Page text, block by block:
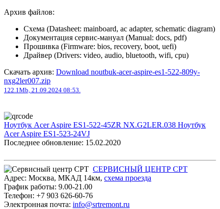
Архив файлов:
Схема (Datasheet: mainboard, ac adapter, schematic diagram)
Документация сервис-мануал (Manual: docs, pdf)
Прошивка (Firmware: bios, recovery, boot, uefi)
Драйвер (Drivers: video, audio, bluetooth, wifi, cpu)
Скачать архив: Download noutbuk-acer-aspire-es1-522-809y-
nxg2ler007.zip
122.1Mb, 21.09.2024 08:53.
Ноутбук Acer Aspire ES1-522-45ZR NX.G2LER.038 Ноутбук
Acer Aspire ES1-523-24VJ
Последнее обновление: 15.02.2020
СЕРВИСНЫЙ ЦЕНТР СРТ
Адрес: Москва, МКАД 14км, cхема проезда
График работы: 9.00-21.00
Телефон: +7 903 626-60-76
Электронная почта: info@srtremont.ru